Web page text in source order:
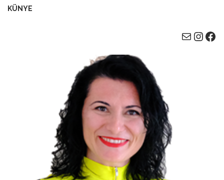
KÜNYE
E-posta InstagramFacebook